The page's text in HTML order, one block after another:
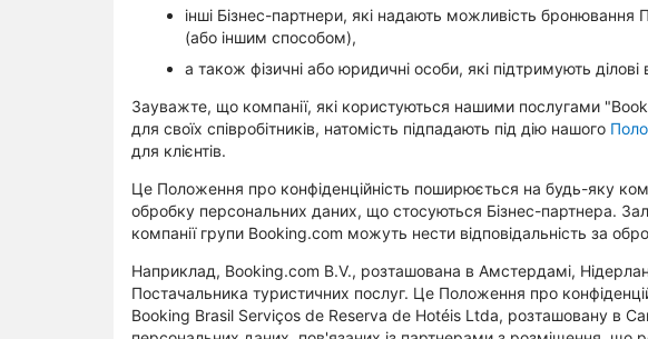
інші Бізнес-партнери, які надають можливість бронювання
(або іншим способом),
а також фізичні або юридичні особи, які підтримують
Зауважте, що компанії, які користуються нашими послугами
для своїх співробітників, натомість підпадають під дію нашого
для клієнтів.
Це Положення про конфіденційність поширюється на будь-яку
обробку персональних даних, що стосуються Бізнес-партнера.
компанії групи Booking.com можуть нести відповідальність за
Наприклад, Booking.com B.V., розташована в Амстердамі,
Постачальника туристичних послуг. Це Положення про
Booking Brasil Serviços de Reserva de Hotéis Ltda, розташовану в